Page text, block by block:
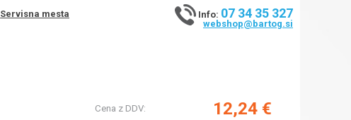
Servisna mesta Info: 07 34 35 327
webshop@bartog.si
Cena z DDV: 12,24 €